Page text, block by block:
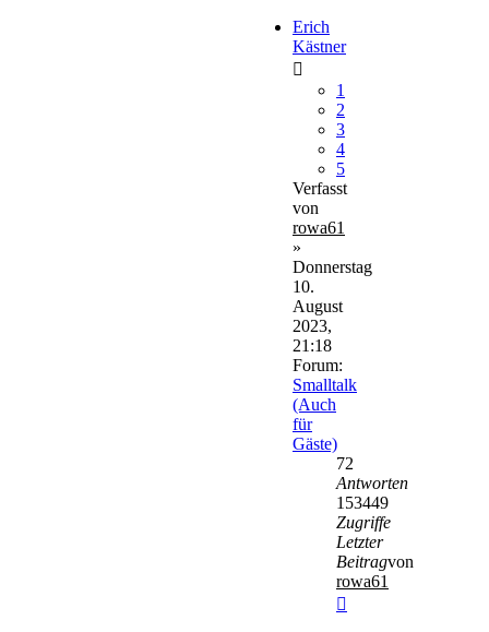
Erich
Kästner
1
2
3
4
5
Verfasst
von
rowa61
»
Donnerstag
10.
August
2023,
21:18
Forum:
Smalltalk
(Auch
für
Gäste)
72
Antworten
153449
Zugriffe
Letzter
Beitragvon
rowa61